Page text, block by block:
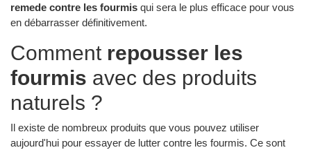
remede contre les fourmis qui sera le plus efficace pour vous
en débarrasser définitivement.
Comment repousser les
fourmis avec des produits
naturels ?
Il existe de nombreux produits que vous pouvez utiliser
aujourd'hui pour essayer de lutter contre les fourmis. Ce sont